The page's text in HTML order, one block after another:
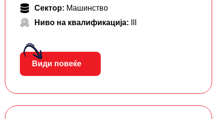
Сектор: Машинство
Ниво на квалификација:
Види повеќе